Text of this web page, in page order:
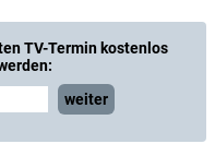
TV-Termin kostenlos
weiter